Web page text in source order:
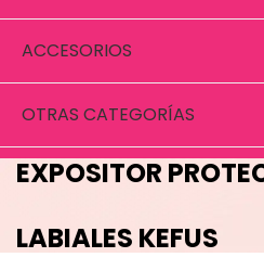
ACCESORIOS
OTRAS CATEGORÍAS
EXPOSITOR
LABIALES KEFUS